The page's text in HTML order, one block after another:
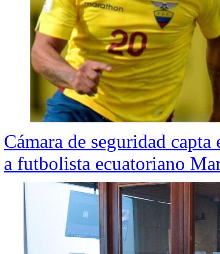
Cámara de seguridad
a futbolista ecuatoriano